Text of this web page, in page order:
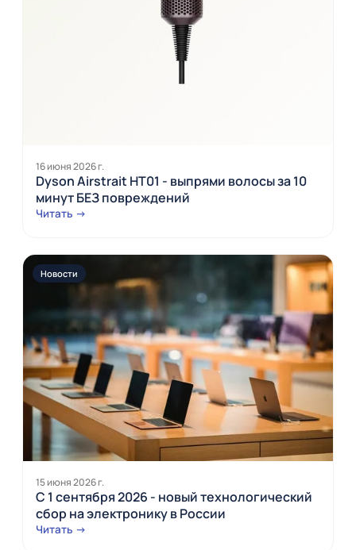
16 июня 2026 г.
Dyson Airstrait HT01 - выпрями волосы за 10
минут БЕЗ повреждений
Читать →
Новости
15 июня 2026 г.
С 1 сентября 2026 - новый технологический
сбор на электронику в России
Читать →